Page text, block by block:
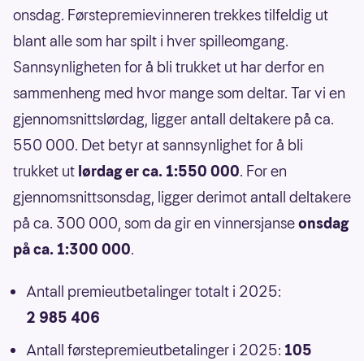
onsdag. Førstepremievinneren trekkes tilfeldig ut
blant alle som har spilt i hver spilleomgang.
Sannsynligheten for å bli trukket ut har derfor en
sammenheng med hvor mange som deltar. Tar vi en
gjennomsnittslørdag, ligger antall deltakere på ca.
550 000. Det betyr at sannsynlighet for å bli
trukket ut lørdag er ca. 1:550 000. For en
gjennomsnittsonsdag, ligger derimot antall deltakere
på ca. 300 000, som da gir en vinnersjanseonsdag
på ca. 1:300 000.
Antall premieutbetalinger totalt i 2025:
2 985 406
Antall førstepremieutbetalinger i 2025: 105